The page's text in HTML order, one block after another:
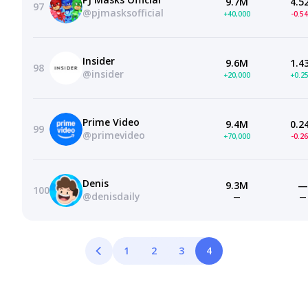
97
@pjmasksofficial
+40,000 -
98
Insider
@insider
9.6M
+20,000
99
Prime Video
@primevideo
9.4M
+70,000 -
100
Denis
@denisdaily
9.3M
—
—
—
1 2 3 4